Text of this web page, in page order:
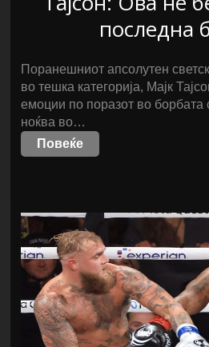
последна
Поранешниот апсолутен
во тешка категорија, Мајк
емоции по поразот во борбата
ноќва во…
Повеќе